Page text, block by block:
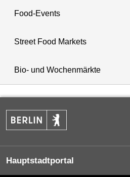
Food-Events
Street Food Markets
Bio- und Wochenmärkte
Hauptstadtportal